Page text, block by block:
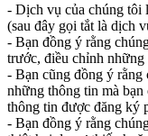
- Dịch vụ của chúng tôi
(sau đây gọi tắt là dịch
- Bạn đồng ý rằng
trước, điều chỉnh những
- Bạn cũng đồng ý rằng
những thông tin mà
thông tin được đăng ký
- Bạn đồng ý rằng